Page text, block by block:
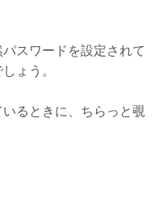
スワードを設定されて
ょう。
るときに、ちらっと覗